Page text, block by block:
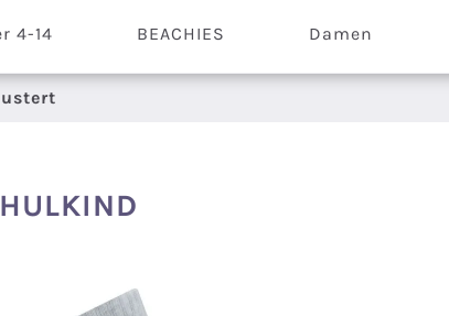
4-14 BEACHIES Damen